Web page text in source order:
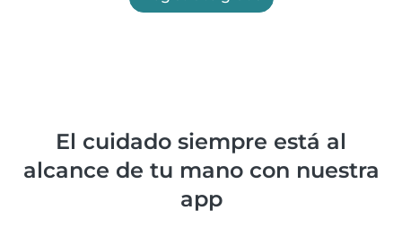
El cuidado siempre está al
alcance de tu mano con nuestra
app